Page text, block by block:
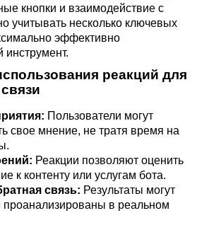
кнопки и взаимодействие с
учитывать несколько ключевых
эффективно
инструмент.
реакций для
Пользователи могут
свое мнение, не тратя время на
Реакции позволяют оценить
к контенту или услугам бота.
связь: Результаты могут
в реальном